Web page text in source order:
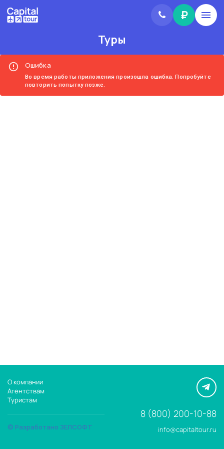
₽
Туры
Ошибка
Во время работы приложения произошла ошибка. Попробуйте
повторить попытку позже.
О компании
Агентствам
Туристам
© Разработано ЗЕЛСОФТ
8 (800) 200-10-88
info@capitaltour.ru